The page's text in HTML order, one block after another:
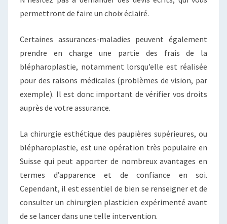
permettront de faire un choix éclairé.
Certaines assurances-maladies peuvent également
prendre en charge une partie des frais de la
blépharoplastie, notamment lorsqu’elle est réalisée
pour des raisons médicales (problèmes de vision, par
exemple). Il est donc important de vérifier vos droits
auprès de votre assurance.
La chirurgie esthétique des paupières supérieures, ou
blépharoplastie, est une opération très populaire en
Suisse qui peut apporter de nombreux avantages en
termes d’apparence et de confiance en soi.
Cependant, il est essentiel de bien se renseigner et de
consulter un chirurgien plasticien expérimenté avant
de se lancer dans une telle intervention.